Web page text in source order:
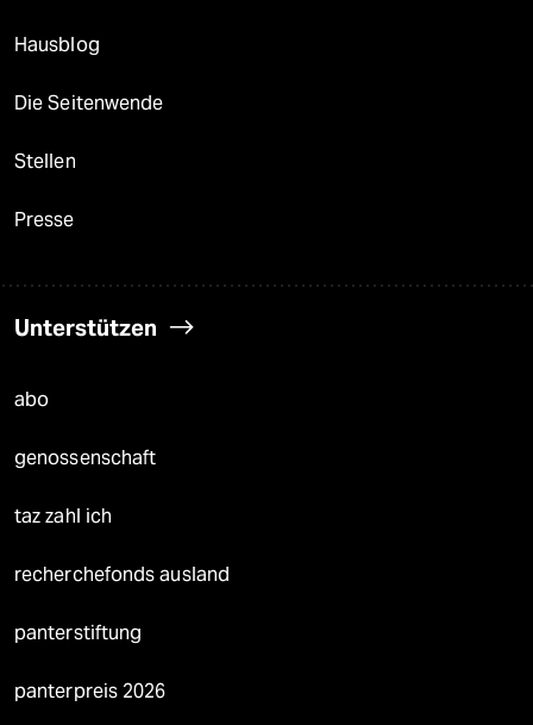
Hausblog
Die Seitenwende
Stellen
Presse
Unterstützen
abo
genossenschaft
taz zahl ich
recherchefonds ausland
panterstiftung
panterpreis 2026